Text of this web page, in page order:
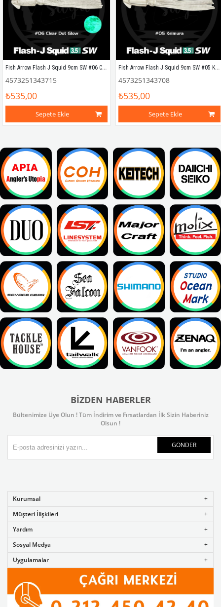
Fish Arrow Flash J Squid 9cm SW #06 Clear Dot Glow Silikon Kalamar (5 Adet)
4573251343715
₺535,00
Sepete Ekle
Fish Arrow Flash J Squid 9cm SW #05 Keimura Silikon Kalamar (5 Adet)
4573251343708
₺535,00
Sepete Ekle
BIZDEN HABERLER
Bültenimize Üye Olun ! Tüm İndirim ve Fırsatlardan İlk Sizin Haberiniz
Olsun !
GÖNDER
Kurumsal
Müşteri İlişkileri
Yardım
Sosyal Medya
Uygulamalar